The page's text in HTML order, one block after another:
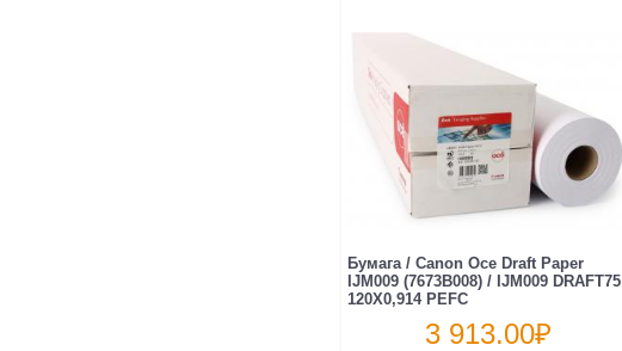
Бумага / Canon Oce Draft Paper
IJM009 (7673B008) / IJM009 DRAFT75
120X0,914 PEFC
3 913.00₽